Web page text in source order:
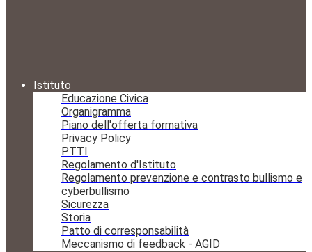
Istituto
Educazione Civica
Organigramma
Piano dell'offerta formativa
Privacy Policy
PTTI
Regolamento d'Istituto
Regolamento prevenzione e contrasto bullismo e
cyberbullismo
Sicurezza
Storia
Patto di corresponsabilità
Meccanismo di feedback - AGID